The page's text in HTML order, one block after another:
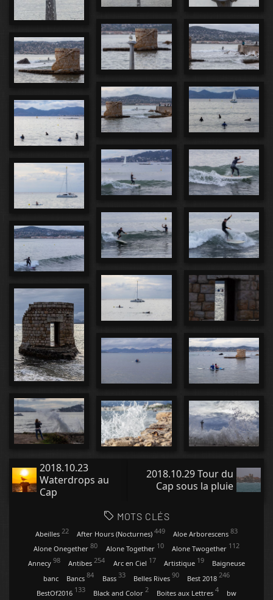
2018.10.23
Waterdrops au
Cap
2018.10.29 Tour du
Cap sous la pluie
MOTS CLÉS
Abeilles 22 After Hours (Nocturnes) 449 Aloe Arborescens 83
Alone Onegether 80 Alone Together 10 Alone Twogether 112
Annecy 98 Antibes 254 Arc en Ciel 17 Artistique 19
Baigneuse
banc
Bancs 84 Bass 33 Belles Rives 90 Best 2018 246
BestOf2016 133 Black and Color 2 Boites aux Lettres 4
bw